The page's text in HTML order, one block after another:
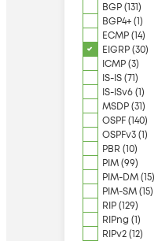
BGP (131)
BGP4+ (1)
ECMP (14)
EIGRP (30)
ICMP (3)
IS-IS (71)
IS-ISv6 (1)
MSDP (31)
OSPF (140)
OSPFv3 (1)
PBR (10)
PIM (99)
PIM-DM (15)
PIM-SM (15)
RIP (129)
RIPng (1)
RIPv2 (12)